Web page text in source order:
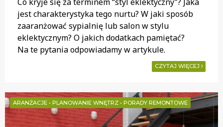
jest charakterystyka tego nurtu? W jaki sposób
zaaranżować sypialnię lub salon w stylu
eklektycznym? O jakich dodatkach pamiętać?
Na te pytania odpowiadamy w artykule.
CZYTAJ WIĘCEJ
ARANŻACJE • PLANOWANIE WNĘTRZ • PORADY REMONTOWE